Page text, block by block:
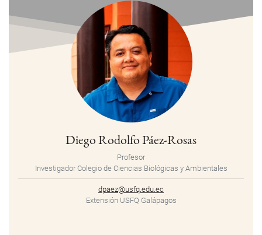
Diego Rodolfo Páez-Rosas
Profesor
Investigador Colegio de Ciencias Biológicas y Ambientales
dpaez@usfq.edu.ec
Extensión USFQ Galápagos